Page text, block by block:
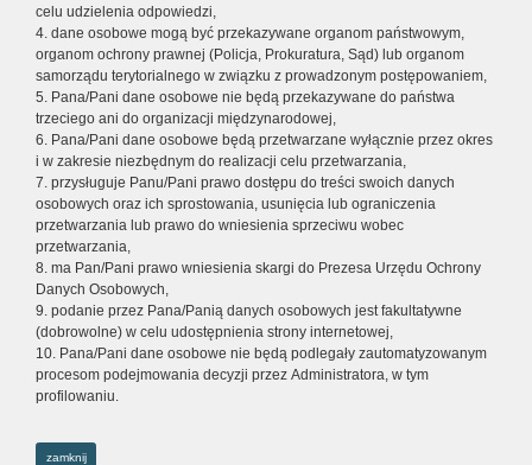
celu udzielenia odpowiedzi,
4. dane osobowe mogą być przekazywane organom państwowym,
organom ochrony prawnej (Policja, Prokuratura, Sąd) lub organom
samorządu terytorialnego w związku z prowadzonym postępowaniem,
5. Pana/Pani dane osobowe nie będą przekazywane do państwa
trzeciego ani do organizacji międzynarodowej,
6. Pana/Pani dane osobowe będą przetwarzane wyłącznie przez okres
i w zakresie niezbędnym do realizacji celu przetwarzania,
7. przysługuje Panu/Pani prawo dostępu do treści swoich danych
osobowych oraz ich sprostowania, usunięcia lub ograniczenia
przetwarzania lub prawo do wniesienia sprzeciwu wobec
przetwarzania,
8. ma Pan/Pani prawo wniesienia skargi do Prezesa Urzędu Ochrony
Danych Osobowych,
9. podanie przez Pana/Panią danych osobowych jest fakultatywne
(dobrowolne) w celu udostępnienia strony internetowej,
10. Pana/Pani dane osobowe nie będą podlegały zautomatyzowanym
procesom podejmowania decyzji przez Administratora, w tym
profilowaniu.
zamknij